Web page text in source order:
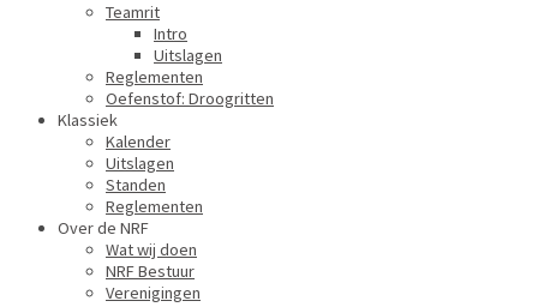
Teamrit
Intro
Uitslagen
Reglementen
Oefenstof: Droogritten
Klassiek
Kalender
Uitslagen
Standen
Reglementen
Over de NRF
Wat wij doen
NRF Bestuur
Verenigingen